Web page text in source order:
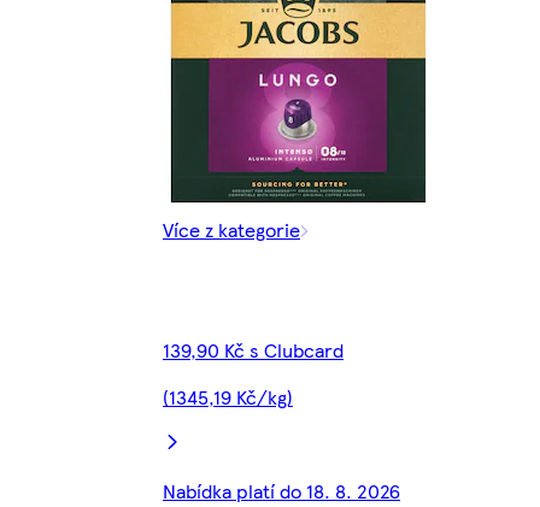
Více z kategorie
139,90 Kč s Clubcard
(1345,19 Kč/kg)
Nabídka platí do 18. 8. 2026